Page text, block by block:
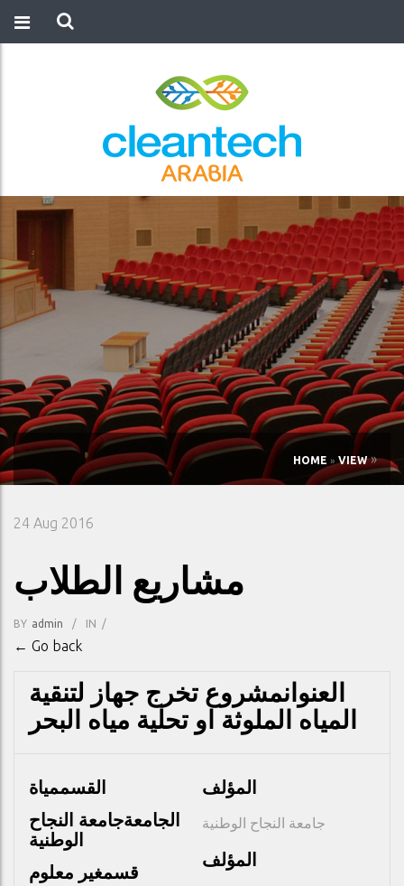
HOME » VIEW»
24 Aug 2016
مشاريع الطلاب
BY Admin / IN /
← Go back
العنوانمشروع تخرج جهاز لتنقية
المياه الملوثة او تحلية مياه البحر
القسممياة
الجامعةجامعة النجاح
الوطنية
قسمغير معلوم
المؤلف
جامعة النجاح الوطنية
المؤلف